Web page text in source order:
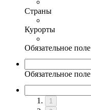
Страны
Курорты
Обязательное поле
Обязательное поле
1